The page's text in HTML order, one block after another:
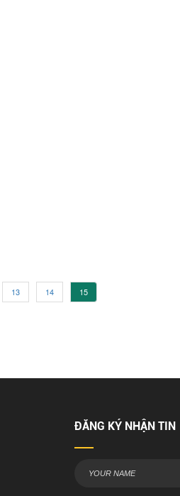
13 14 15
ĐĂNG KÝ NHẬN TIN